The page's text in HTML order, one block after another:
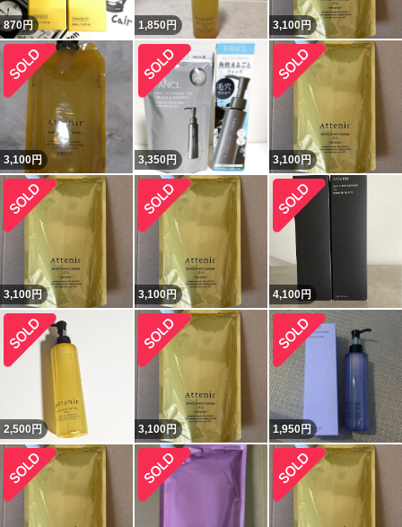
870円 1,850円 3,100円
3,100円 3,350円 3,100円
3,100円 3,100円 4,100円
2,500 円 3,100円 1,950円